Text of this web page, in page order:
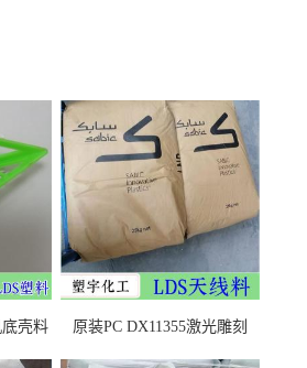
底壳料
原装PC DX11355激光雕刻